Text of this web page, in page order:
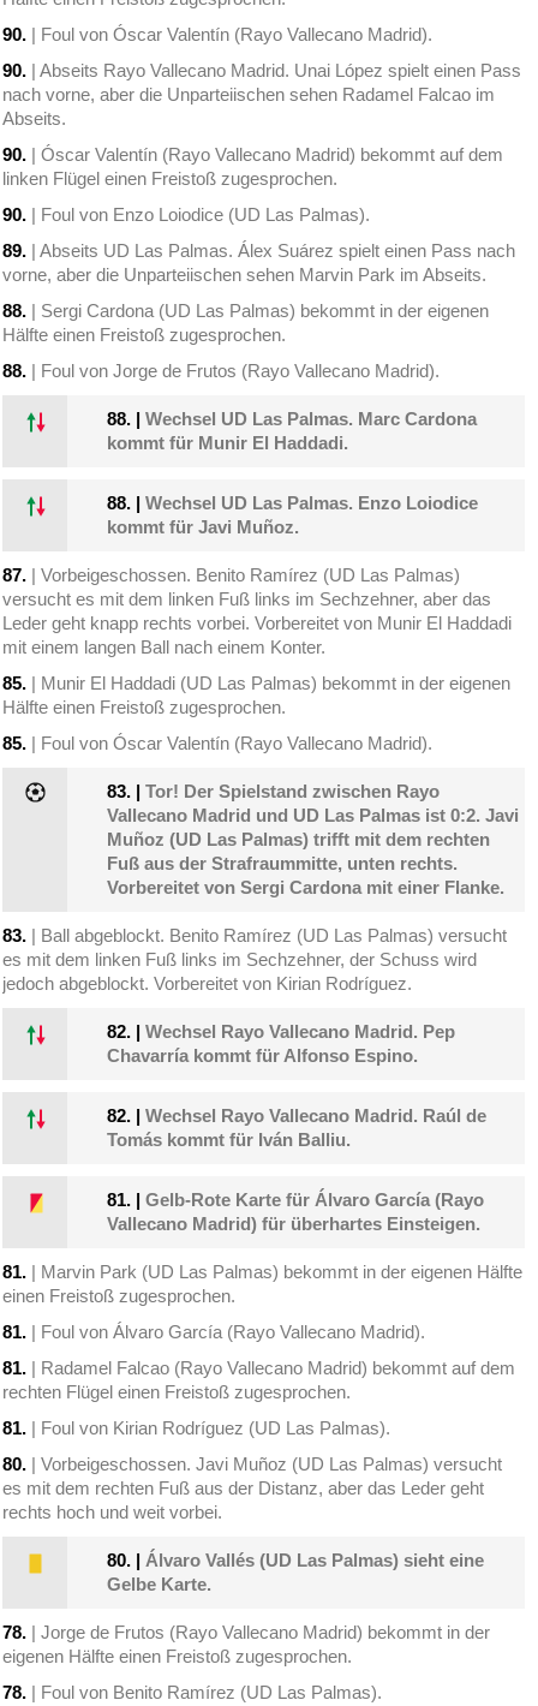
90. | Foul von Óscar Valentín (Rayo Vallecano Madrid).
90. | Abseits Rayo Vallecano Madrid. Unai López spielt einen Pass
nach vorne, aber die Unparteiischen sehen Radamel Falcao im
Abseits.
90. | Óscar Valentín (Rayo Vallecano Madrid) bekommt auf dem
linken Flügel einen Freistoß zugesprochen.
90. | Foul von Enzo Loiodice (UD Las Palmas).
89. | Abseits UD Las Palmas. Álex Suárez spielt einen Pass nach
vorne, aber die Unparteiischen sehen Marvin Park im Abseits.
88. | Sergi Cardona (UD Las Palmas) bekommt in der eigenen
Hälfte einen Freistoß zugesprochen.
88. | Foul von Jorge de Frutos (Rayo Vallecano Madrid).
88. |Wechsel UD Las Palmas. Marc Cardona
kommt für Munir El Haddadi.
88. |Wechsel UD Las Palmas. Enzo Loiodice
kommt für Javi Muñoz.
87. | Vorbeigeschossen. Benito Ramírez (UD Las Palmas)
versucht es mit dem linken Fuß links im Sechzehner, aber das
Leder geht knapp rechts vorbei. Vorbereitet von Munir El Haddadi
mit einem langen Ball nach einem Konter.
85. | Munir El Haddadi (UD Las Palmas) bekommt in der eigenen
Hälfte einen Freistoß zugesprochen.
85. | Foul von Óscar Valentín (Rayo Vallecano Madrid).
83. |Tor! Der Spielstand zwischen Rayo
Vallecano Madrid und UD Las Palmas ist 0:2. Javi
Muñoz (UD Las Palmas) trifft mit dem rechten
Fuß aus der Strafraummitte, unten rechts.
Vorbereitet von Sergi Cardona mit einer Flanke.
83. | Ball abgeblockt. Benito Ramírez (UD Las Palmas) versucht
es mit dem linken Fuß links im Sechzehner, der Schuss wird
jedoch abgeblockt. Vorbereitet von Kirian Rodríguez.
82. |Wechsel Rayo Vallecano Madrid. Pep
Chavarría kommt für Alfonso Espino.
82. |Wechsel Rayo Vallecano Madrid. Raúl de
Tomás kommt für Iván Balliu.
81. |Gelb-Rote Karte für Álvaro García (Rayo
Vallecano Madrid) für überhartes Einsteigen.
81. | Marvin Park (UD Las Palmas) bekommt in der eigenen Hälfte
einen Freistoß zugesprochen.
81. | Foul von Álvaro García (Rayo Vallecano Madrid).
81. | Radamel Falcao (Rayo Vallecano Madrid) bekommt auf dem
rechten Flügel einen Freistoß zugesprochen.
81. | Foul von Kirian Rodríguez (UD Las Palmas).
80. | Vorbeigeschossen. Javi Muñoz (UD Las Palmas) versucht
es mit dem rechten Fuß aus der Distanz, aber das Leder geht
rechts hoch und weit vorbei.
80. | Álvaro Vallés (UD Las Palmas) sieht eine
Gelbe Karte.
78. | Jorge de Frutos (Rayo Vallecano Madrid) bekommt in der
eigenen Hälfte einen Freistoß zugesprochen.
78. | Foul von Benito Ramírez (UD Las Palmas).